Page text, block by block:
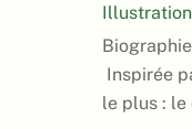
Illustration
Biographie
Inspirée
le plus : le